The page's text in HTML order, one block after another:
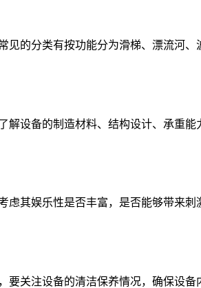
的分类有按功能分为滑梯、漂流河
设备的制造材料、结构设计、承重
虑其娱乐性是否丰富，是否能够带来
关注设备的清洁保养情况，确保设